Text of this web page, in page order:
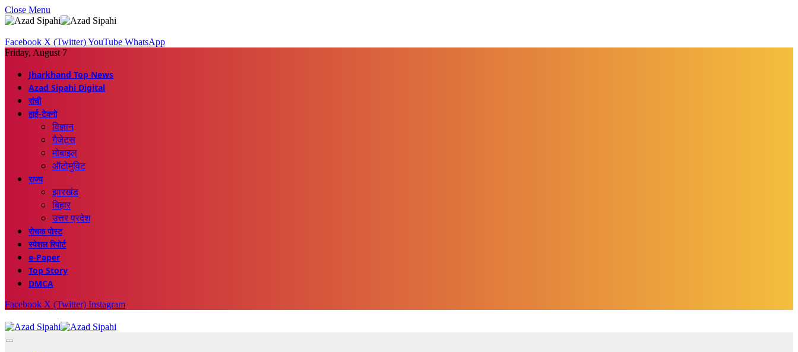
Close Menu
Facebook X (Twitter)YouTube WhatsApp
Friday, August 7
Jharkhand Top News
Azad Sipahi Digital
रांची
हाई-टेक्नो
विज्ञान
गैजेट्स
मोबाइल
ऑटोमुविट
राज्य
झारखंड
बिहार
उत्तर प्रदेश
रोचक पोस्ट
स्पेशल रिपोर्ट
e-Paper
Top Story
DMCA
Facebook X (Twitter) Instagram